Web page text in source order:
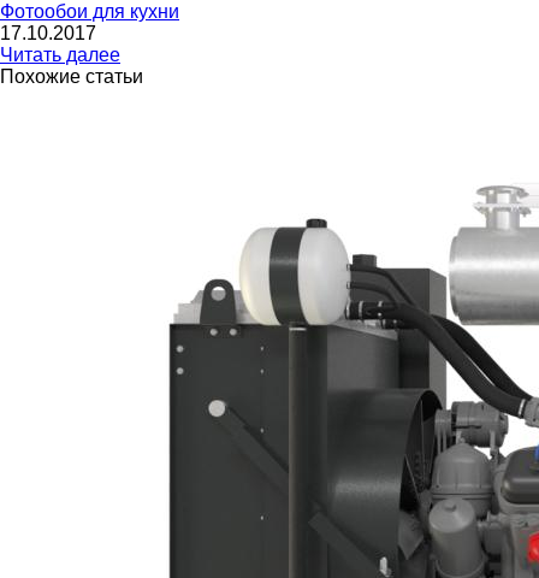
Фотообои для кухни
17.10.2017
Читать далее
Похожие статьи